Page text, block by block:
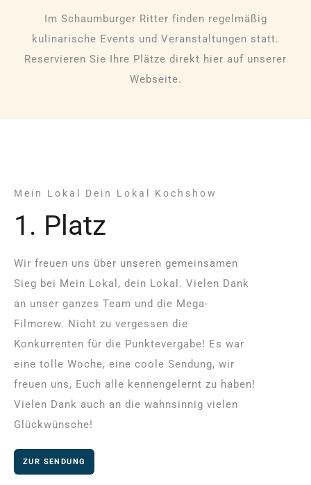
Im Schaumburger Ritter finden regelmäßig
kulinarische Events und Veranstaltungen statt.
Reservieren Sie Ihre Plätze direkt hier auf unserer
Webseite.
Mein Lokal Dein Lokal Kochshow
1. Platz
Wir freuen uns über unseren gemeinsamen
Sieg bei Mein Lokal, dein Lokal. Vielen Dank
an unser ganzes Team und die Mega-
Filmcrew. Nicht zu vergessen die
Konkurrenten für die Punktevergabe! Es war
eine tolle Woche, eine coole Sendung, wir
freuen uns, Euch alle kennengelernt zu haben!
Vielen Dank auch an die wahnsinnig vielen
Glückwünsche!
ZUR SENDUNG